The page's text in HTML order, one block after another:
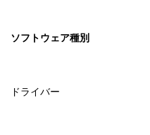
セイコーエプソン株式会社
ソフトウェア種別
ドライバー